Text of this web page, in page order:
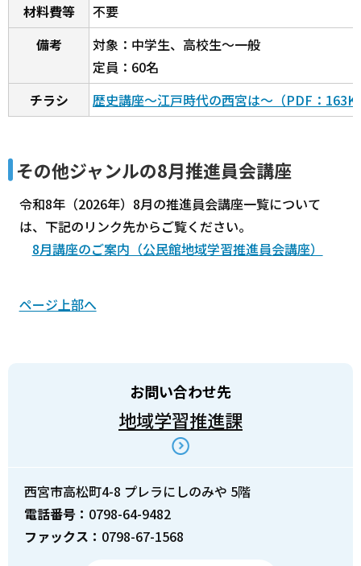
材料費等
不要
備考
対象：中学生、高校生～一般
定員：60名
チラシ
歴史講座～江戸時代の西宮は～（PDF：
その他ジャンルの8月推進員会講座
令和8年（2026年）8月の推進員会講座一覧について
は、下記のリンク先からご覧ください。
8月講座のご案内（公民館地域学習推進員会講座）
ページ上部へ
お問い合わせ先
地域学習推進課
西宮市高松町4-8 プレラにしのみや 5階
電話番号： 0798-64-9482
ファックス： 0798-67-1568